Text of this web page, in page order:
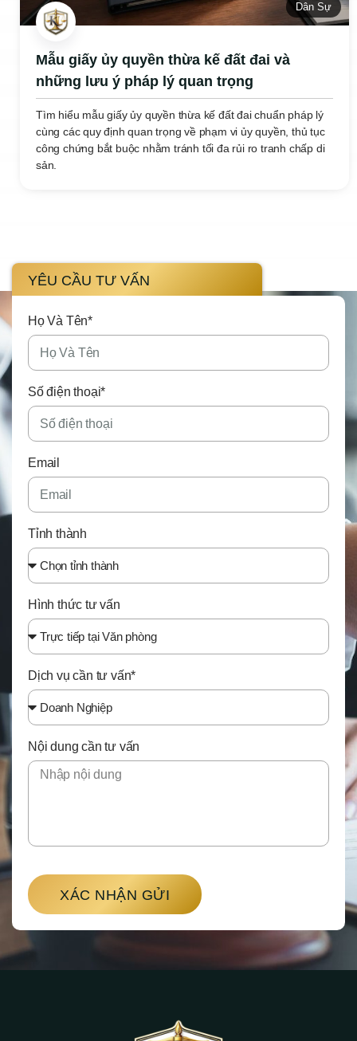
Dân Sự
Mẫu giấy ủy quyền thừa kế đất đai và
những lưu ý pháp lý quan trọng
Tìm hiểu mẫu giấy ủy quyền thừa kế đất đai chuẩn pháp lý
cùng các quy định quan trọng về phạm vi ủy quyền, thủ tục
công chứng bắt buộc nhằm tránh tối đa rủi ro tranh chấp di
sản.
YÊU CẦU TƯ VẤN
Họ Và Tên*
Số điện thoại*
Email
Tỉnh thành
Hình thức tư vấn
Dịch vụ cần tư vấn*
Nội dung cần tư vấn
XÁC NHẬN GỬI